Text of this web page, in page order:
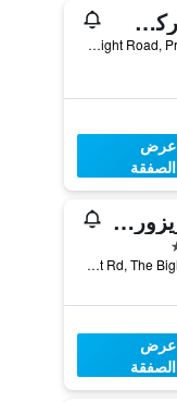
بيتشز توركس آند كايكوس - شامل جميع الخدمات
PO Box 186, Lower Bight Road, Providenciales, بروفيدنسياليس, جزر تركس وكايكوس
عرض
الصفقة
وايمارا ريزورت آند فيلاز
British West Indies, 218 Lower Bight Rd, The Bight Settlement, بروفيدنسياليس, جزر تركس وكايكوس
عرض
الصفقة